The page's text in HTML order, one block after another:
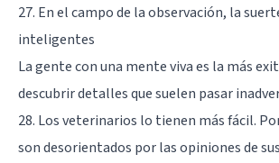
27. En el campo de la observación, la
inteligentes
La gente con una mente viva es la más
descubrir detalles que suelen pasar
28. Los veterinarios lo tienen más fácil.
son desorientados por las opiniones de